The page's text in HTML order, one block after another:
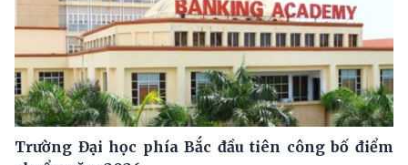
Trường Đại học phía Bắc đầu tiên công bố điểm